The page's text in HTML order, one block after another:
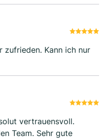
zufrieden. Kann ich nur
vertrauensvoll.
Team. Sehr gute